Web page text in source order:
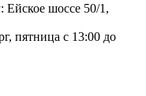
Ейское шоссе 50/1,
пятница с 13:00 до